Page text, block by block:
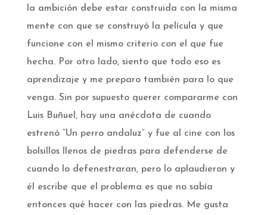
la ambición debe estar construida con la misma
mente con que se construyó la película y que
funcione con el mismo criterio con el que fue
hecha. Por otro lado, siento que todo eso es
aprendizaje y me preparo también para lo que
venga. Sin por supuesto querer compararme con
Luis Buñuel, hay una anécdota de cuando
estrenó “Un perro andaluz” y fue al cine con los
bolsillos llenos de piedras para defenderse de
cuando lo defenestraran, pero lo aplaudieron y
él escribe que el problema es que no sabía
entonces qué hacer con las piedras. Me gusta